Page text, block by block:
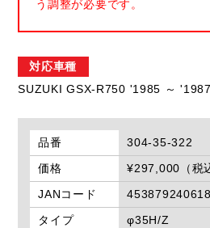
う調整が必要です。
対応車種
SUZUKI GSX-R750 '1985 ～ '1987
品番
304-35-322
価格
¥297,000（税
JANコード
タイプ
φ35H/Z